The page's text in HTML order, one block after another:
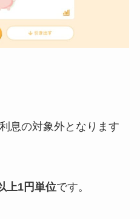
息の対象外となります
上1円単位です。